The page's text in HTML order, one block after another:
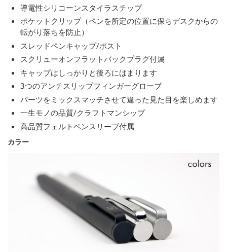
導電性シリコーンスタイラスチップ
ポケットクリップ（ペンを所定の位置に保ちデスクからの
転がり落ちを防止）
スレッドペンキャップ/ポスト
スクリューオンフラットバックプラグ付属
キャップはしっかりと後ろにはまります
3つのアンチスリップフィンガーグローブ
パーツをミックスマッチさせて違った見た目を楽しめます
一生モノの品質/クラフトマンシップ
高品質フェルトペンスリーブ付属
カラー